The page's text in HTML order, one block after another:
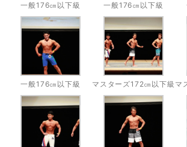
一般176㎝以下級 一般176㎝以下級
一般176㎝以下級 マスターズ172㎝以下級 マ